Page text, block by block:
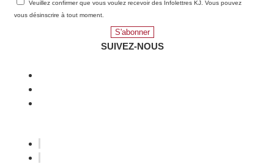
Veuillez confirmer que vous voulez recevoir des Infolettres KJ. Vous pouvez
vous désinscrire à tout moment.
S'abonner
SUIVEZ-NOUS